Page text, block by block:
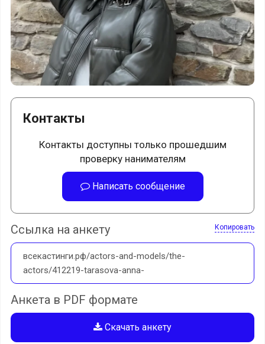
Контакты
Контакты доступны только прошедшим
проверку нанимателям
Написать сообщение
Ссылка на анкету Копировать
всекастинги.рф/actors-and-models/the-
actors/412219-tarasova-anna-
Анкета в PDF формате
Скачать анкету